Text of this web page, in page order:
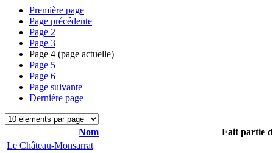
Première page
Page précédente
Page 2
Page 3
Page 4 (page actuelle)
Page 5
Page 6
Page suivante
Dernière page
Nom
Fait partie
Le Château-Monsarrat